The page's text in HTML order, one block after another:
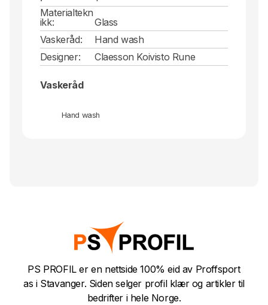
Materialtekn
ikk:
Glass
Vaskeråd:
Hand wash
Designer:
Claesson Koivisto Rune
Vaskeråd
Hand wash
PS PROFIL er en nettside 100% eid av Proffsport
as i Stavanger. Siden selger profil klær og artikler til
bedrifter i hele Norge.